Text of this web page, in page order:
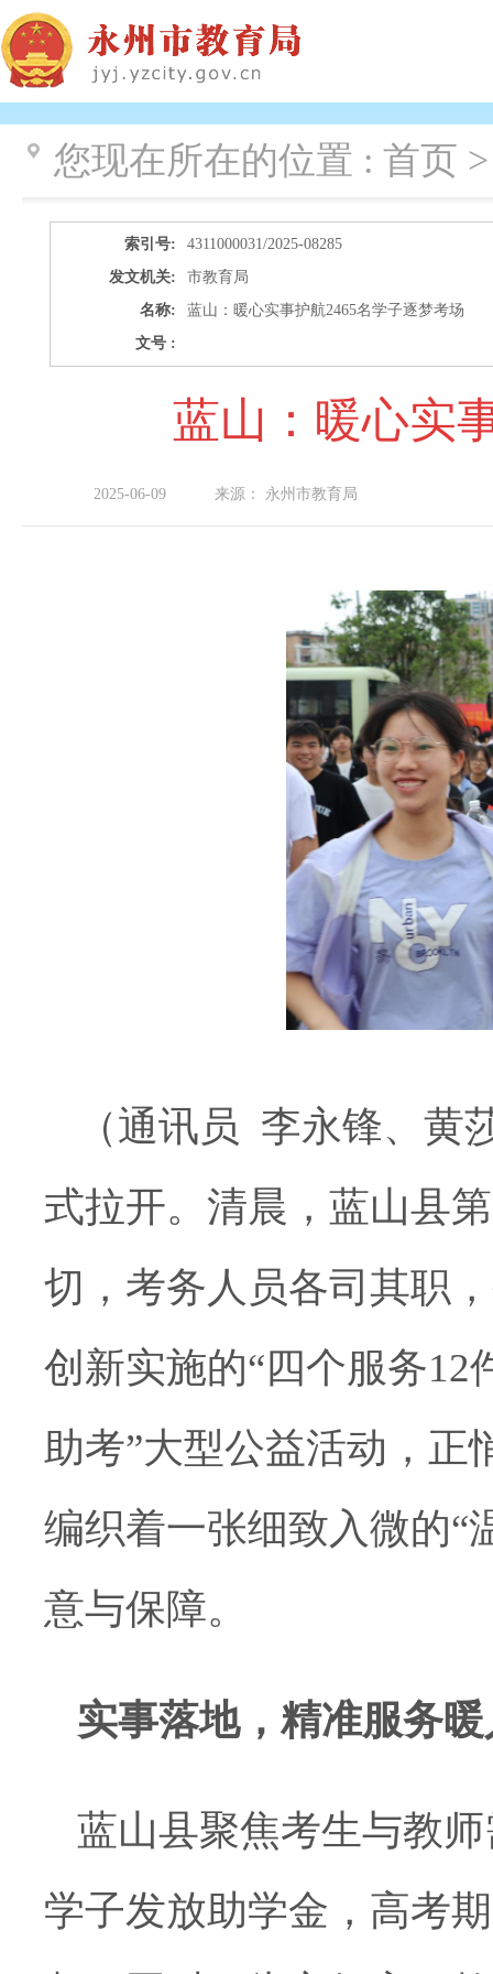
您现在所在的位置 : 首页
索引号:
4311000031/2025-08285
发文机关:
市教育局
名称:
蓝山：暖心实事护航2465名学子逐梦考场
文号 :
蓝山：暖心实
2025-06-09 来源： 永州市教育局
（通讯员 李永锋、 黄
式拉开。清晨，蓝山县
切，考务人员各司其职
创新实施的“四个服务12
助考”大型公益活动 ，正
编织着一张细致入微的“
意与保障。
实事落地，精准服务
蓝山县聚焦考生与教
学子发放助学金，高考